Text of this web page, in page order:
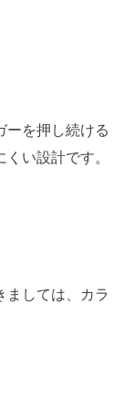
ーを押し続ける
い設計です。
ましては、カラ